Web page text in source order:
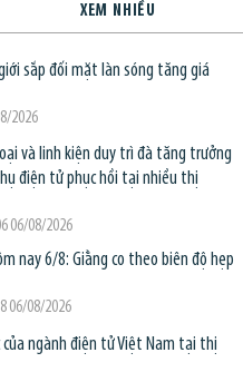
XEM NHIỀU
sắp đối mặt làn sóng tăng giá
2026
và linh kiện duy trì đà tăng trưởng
điện tử phục hồi tại nhiều thị
06/08/2026
nay 6/8: Giằng co theo biên độ hẹp
06/08/2026
của ngành điện tử Việt Nam tại thị